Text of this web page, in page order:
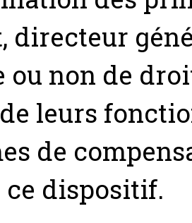
directeur
ou non de
leurs
de
dispositif.